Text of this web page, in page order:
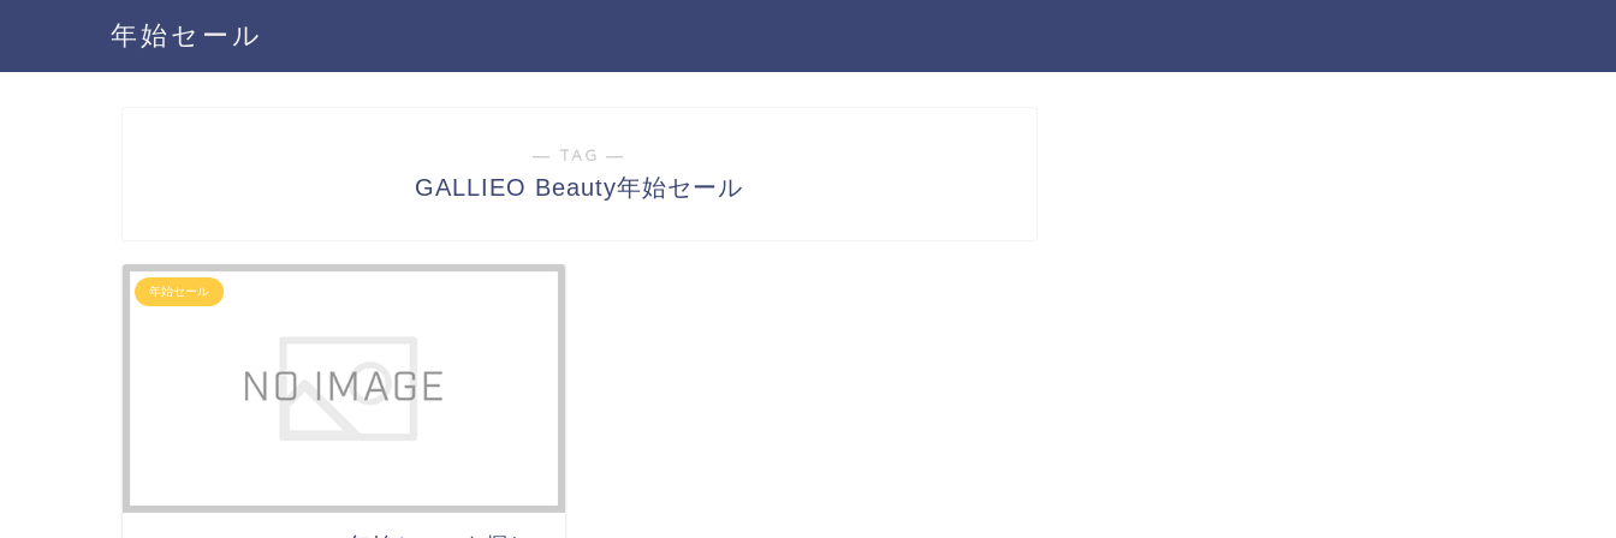
年始セール
― TAG ―
GALLIEO Beauty年始セール
年始セール